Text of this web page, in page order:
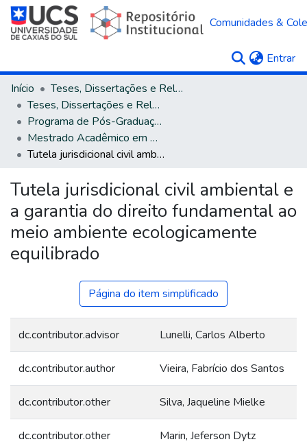
Comunidades &
Entrar
Início
Teses, Dissertações e Relatórios
Teses, Dissertações e Relatórios defendidos na UCS
Programa de Pós-Graduação em Direito
Mestrado Acadêmico em Direito
Tutela jurisdicional civil ambiental e a garantia do direito fundamental ao meio ambiente ecologicamente equilibrado
Tutela jurisdicional civil ambiental e
a garantia do direito fundamental ao
meio ambiente ecologicamente
equilibrado
Página do item simplificado
dc.contributor.advisor Lunelli, Carlos Alberto
dc.contributor.author Vieira, Fabrício dos Santos
dc.contributor.other Silva, Jaqueline Mielke
dc.contributor.other Marin, Jeferson Dytz